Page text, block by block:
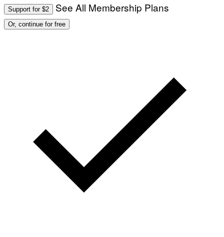
Support for $2 See All Membership Plans
Or, continue for free